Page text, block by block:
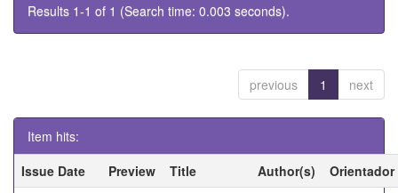
Results 1-1 of 1 (Search time: 0.003 seconds).
previous 1 next
Item hits:
Issue Date
Preview Title Author(s)
Orientador